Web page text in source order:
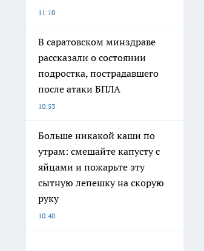
11:10
В саратовском минздраве
рассказали о состоянии
подростка, пострадавшего
после атаки БПЛА
10:53
Больше никакой каши по
утрам: смешайте капусту с
яйцами и пожарьте эту
сытную лепешку на скорую
руку
10:40